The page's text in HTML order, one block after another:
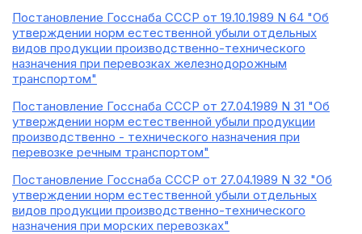
Постановление Госснаба СССР от 19.10.1989 N 64 "Об
утверждении норм естественной убыли отдельных
видов продукции производственно-технического
назначения при перевозках железнодорожным
транспортом"
Постановление Госснаба СССР от 27.04.1989 N 31 "Об
утверждении норм естественной убыли продукции
производственно - технического назначения при
перевозке речным транспортом"
Постановление Госснаба СССР от 27.04.1989 N 32 "Об
утверждении норм естественной убыли отдельных
видов продукции производственно-технического
назначения при морских перевозках"